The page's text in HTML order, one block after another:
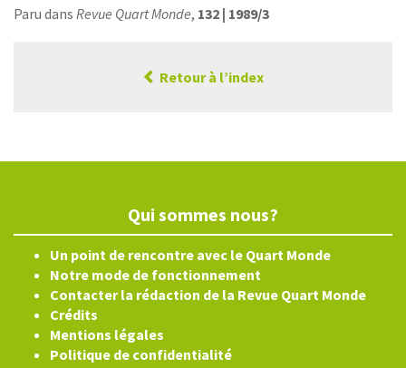
Paru dans Revue Quart Monde, 132 | 1989/3
Retour à l’index
Qui sommes nous?
Un point de rencontre avec le Quart Monde
Notre mode de fonctionnement
Contacter la rédaction de la Revue Quart Monde
Crédits
Mentions légales
Politique de confidentialité